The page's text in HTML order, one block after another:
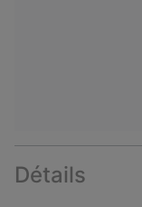
Détails